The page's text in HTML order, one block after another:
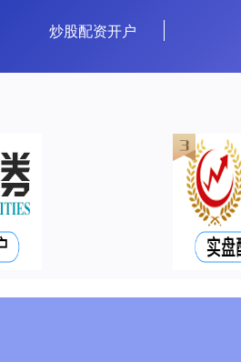
炒股配资开户